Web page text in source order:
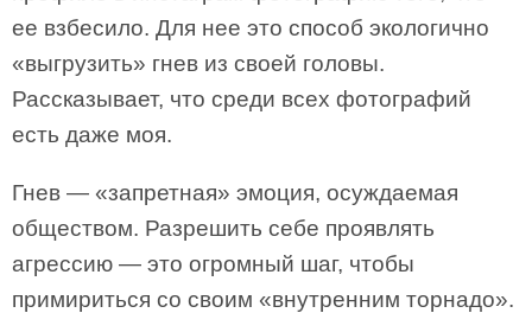
ее взбесило. Для нее это способ экологично
«выгрузить» гнев из своей головы.
Рассказывает, что среди всех фотографий
есть даже моя.
Гнев — «запретная» эмоция, осуждаемая
обществом. Разрешить себе проявлять
агрессию — это огромный шаг, чтобы
примириться со своим «внутренним торнадо».